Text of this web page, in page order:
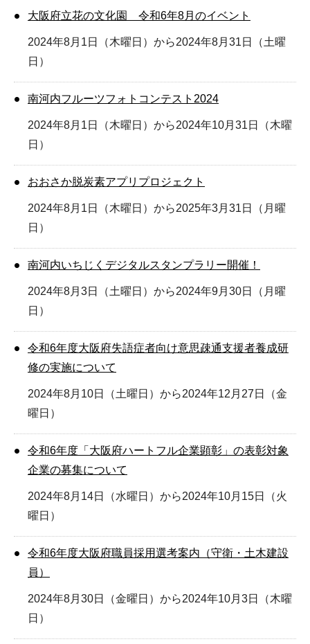
大阪府立花の文化園 令和6年8月のイベント
2024年8月1日（木曜日）から2024年8月31日（土曜
日）
南河内フルーツフォトコンテスト2024
2024年8月1日（木曜日）から2024年10月31日（木曜
日）
おおさか脱炭素アプリプロジェクト
2024年8月1日（木曜日）から2025年3月31日（月曜
日）
南河内いちじくデジタルスタンプラリー開催！
2024年8月3日（土曜日）から2024年9月30日（月曜
日）
令和6年度大阪府失語症者向け意思疎通支援者養成研
修の実施について
2024年8月10日（土曜日）から2024年12月27日（金
曜日）
令和6年度「大阪府ハートフル企業顕彰」の表彰対象
企業の募集について
2024年8月14日（水曜日）から2024年10月15日（火
曜日）
令和6年度大阪府職員採用選考案内（守衛・土木建設
員）
2024年8月30日（金曜日）から2024年10月3日（木曜
日）